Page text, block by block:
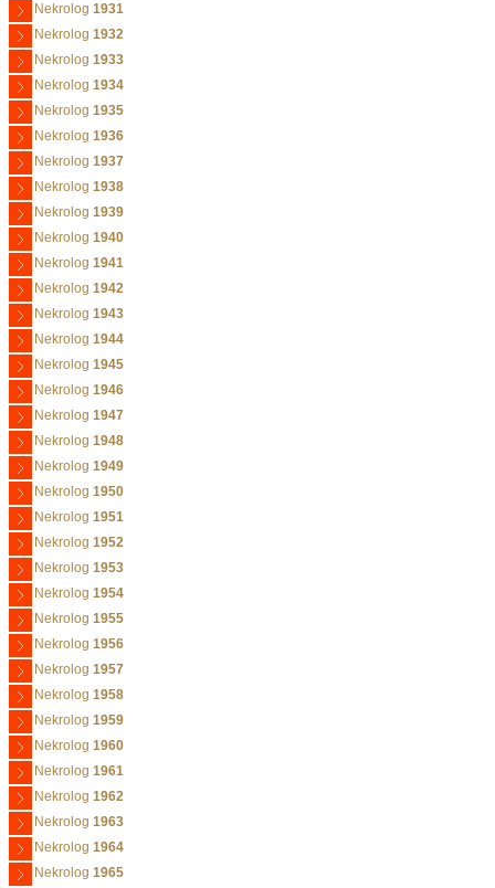
Nekrolog 1931
Nekrolog 1932
Nekrolog 1933
Nekrolog 1934
Nekrolog 1935
Nekrolog 1936
Nekrolog 1937
Nekrolog 1938
Nekrolog 1939
Nekrolog 1940
Nekrolog 1941
Nekrolog 1942
Nekrolog 1943
Nekrolog 1944
Nekrolog 1945
Nekrolog 1946
Nekrolog 1947
Nekrolog 1948
Nekrolog 1949
Nekrolog 1950
Nekrolog 1951
Nekrolog 1952
Nekrolog 1953
Nekrolog 1954
Nekrolog 1955
Nekrolog 1956
Nekrolog 1957
Nekrolog 1958
Nekrolog 1959
Nekrolog 1960
Nekrolog 1961
Nekrolog 1962
Nekrolog 1963
Nekrolog 1964
Nekrolog 1965